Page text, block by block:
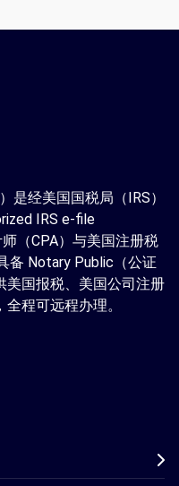
是经美国国税局（IRS）
IRS e-file
（CPA）与美国注册税
备 Notary Public（公证
美国报税、美国公司注册
程可远程办理。